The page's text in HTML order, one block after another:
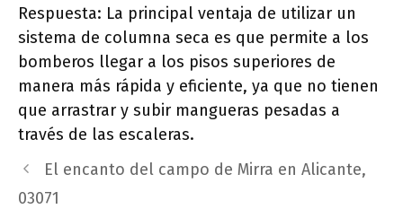
Respuesta: La principal ventaja de utilizar un
sistema de columna seca es que permite a los
bomberos llegar a los pisos superiores de
manera más rápida y eficiente, ya que no tienen
que arrastrar y subir mangueras pesadas a
través de las escaleras.
El encanto del campo de Mirra en Alicante,
03071